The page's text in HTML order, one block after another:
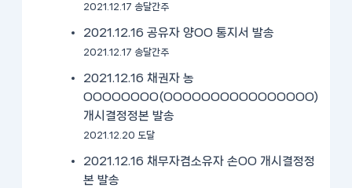
2021.12.17 송달간주
2021.12.16 공유자 양OO 통지서 발송
2021.12.17 송달간주
2021.12.16 채권자 농
OOOOOOOO(OOOOOOOOOOOOOOOO)
개시결정정본 발송
2021.12.20 도달
2021.12.16 채무자겸소유자 손OO 개시결정정
본 발송